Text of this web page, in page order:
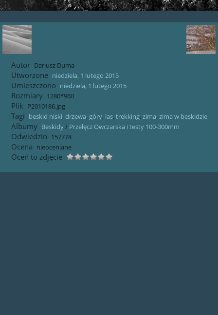
Autor Dariusz Duma
Utworzone niedziela, 1 lutego 2015
Umieszczono niedziela, 1 lutego 2015
Rozmiary 1280*960
Plik P2010186.jpg
Tagi beskid niski, drzewa, góry, las, trekking, zima, zima w beskidzie
Albumy Beskidy/ Przełęcz Owczarska i testy 100-300mm
Odwiedzin 157778
Ocena nieoceniane
Oceń to zdjęcie